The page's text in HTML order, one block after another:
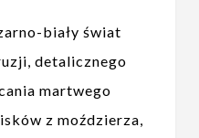
biały świat
detalicznego
martwego
z moździerza,